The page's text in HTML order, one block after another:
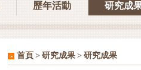
歷年活動 研究成
首頁 > 研究成果 > 研究成果